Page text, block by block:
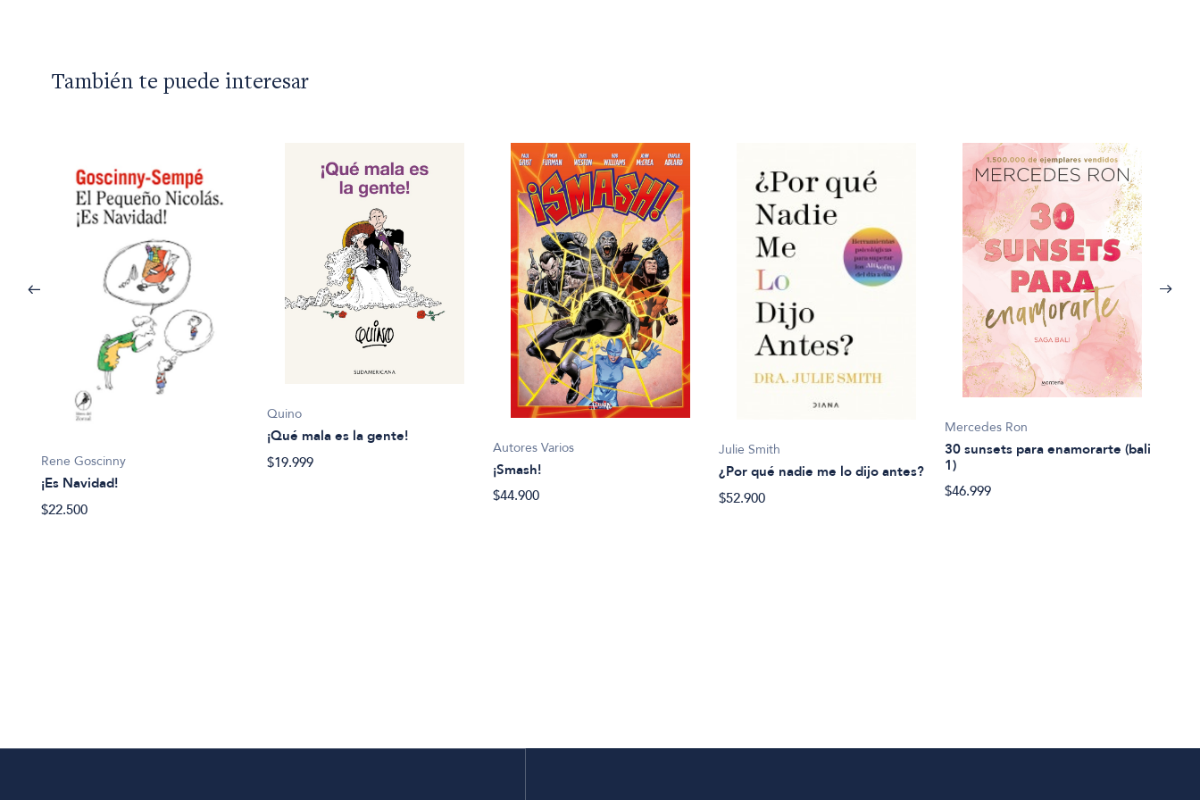
También te puede interesar
Rene Goscinny
¡Es Navidad!
$22.500
Quino
¡Qué mala es la gente!
$19.999
Autores Varios
¡Smash!
$44.900
Julie Smith
¿Por qué nadie me lo dijo antes?
$52.900
Mercedes Ron
30 sunsets para enamorarte (bali
1)
$46.999